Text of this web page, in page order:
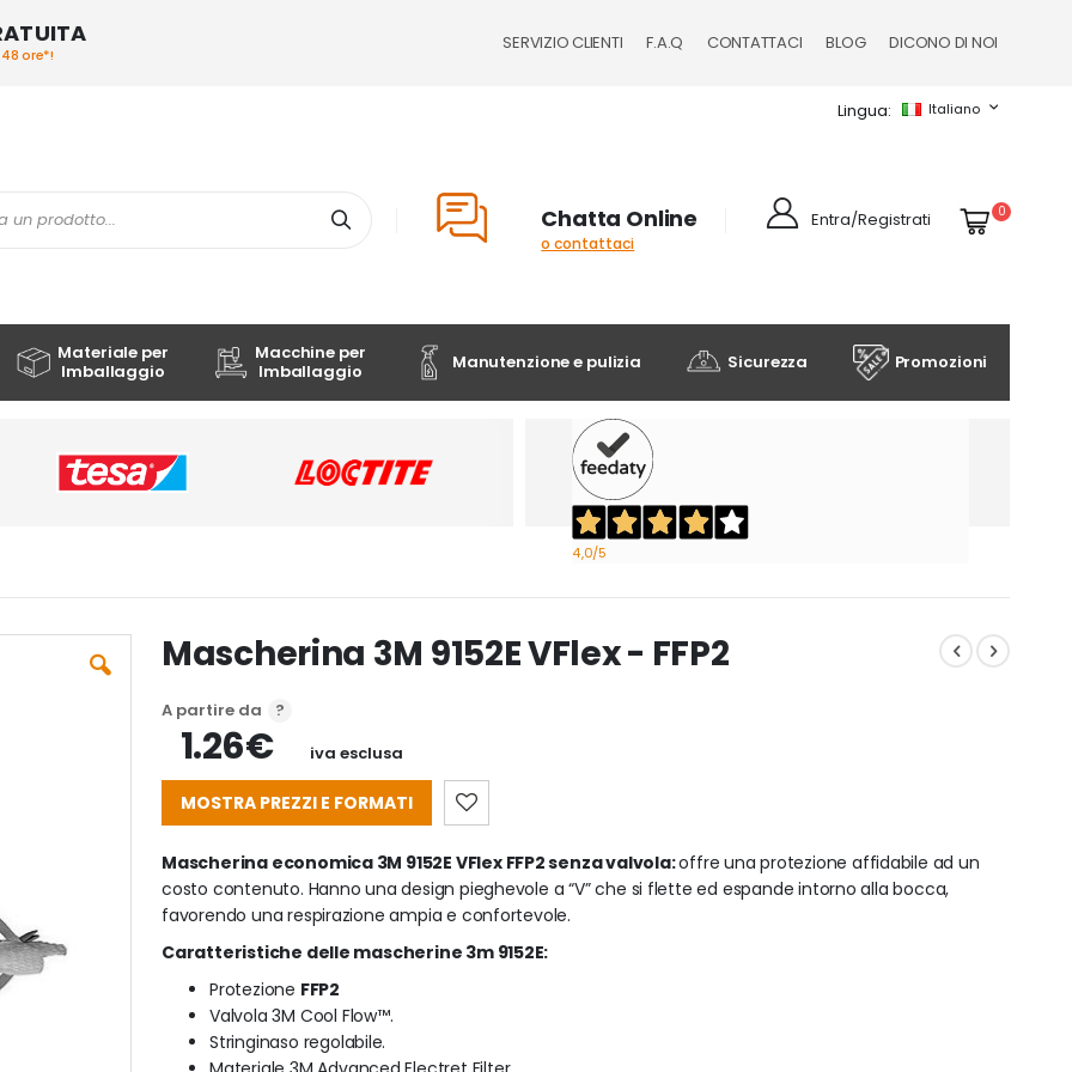
ore*!
SERVIZIO CLIENTI F.A.Q CONTATTACI BLOG DICONO DI NOI
LinguaItaliano
Chatta Online
o contattaci
Entra/Registrati Cart
0elementi
Materiale per
Imballaggio
Macchine per
Imballaggio
Manutenzione e pulizia Sicurezza Promozioni
4,0/5
Mascherina 3M 9152E VFlex - FFP2
A partire da
1.26€ iva esclusa
MOSTRA PREZZI E FORMATI
Mascherina economica 3M 9152E VFlex FFP2 senza valvola:offre una protezione affidabile ad un
costo contenuto. Hanno una design pieghevole a “V” che si flette ed espande intorno alla bocca,
favorendo una respirazione ampia e confortevole.
Caratteristiche delle mascherine 3m 9152E:
Protezione FFP2
Valvola 3M Cool Flow™.
Stringinaso regolabile.